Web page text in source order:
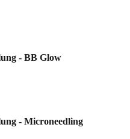
- BB Glow
- Microneedling